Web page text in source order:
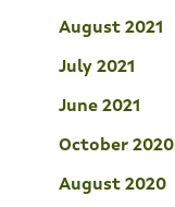
August 2021
July 2021
June 2021
October 2020
August 2020